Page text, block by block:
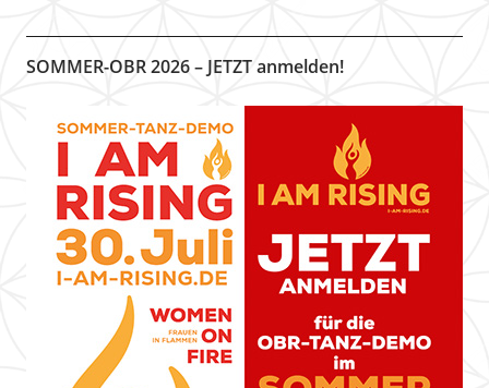
SOMMER-OBR 2026 – JETZT anmelden!